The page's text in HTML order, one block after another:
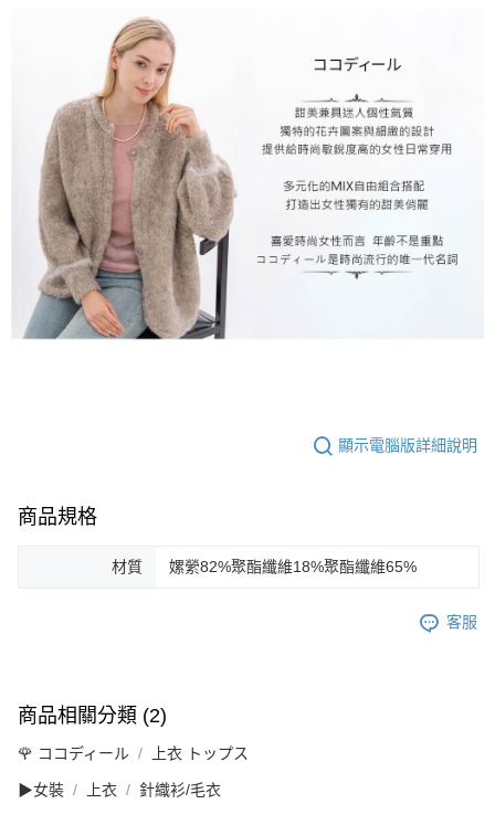
顯示電腦版詳細說明
商品規格
材質 嫘縈82%聚酯纖維18%聚酯纖維65%
客服
商品相關分類 (2)
🌹 ココディール 上衣 トップス
▶女裝 上衣 針織衫/毛衣